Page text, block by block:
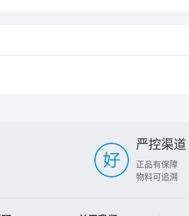
严控渠道
正品有保障
物料可追溯